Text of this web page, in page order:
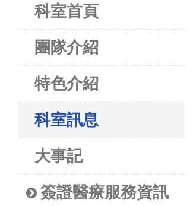
科室首頁
團隊介紹
特色介紹
科室訊息
大事記
簽證醫療服務資訊